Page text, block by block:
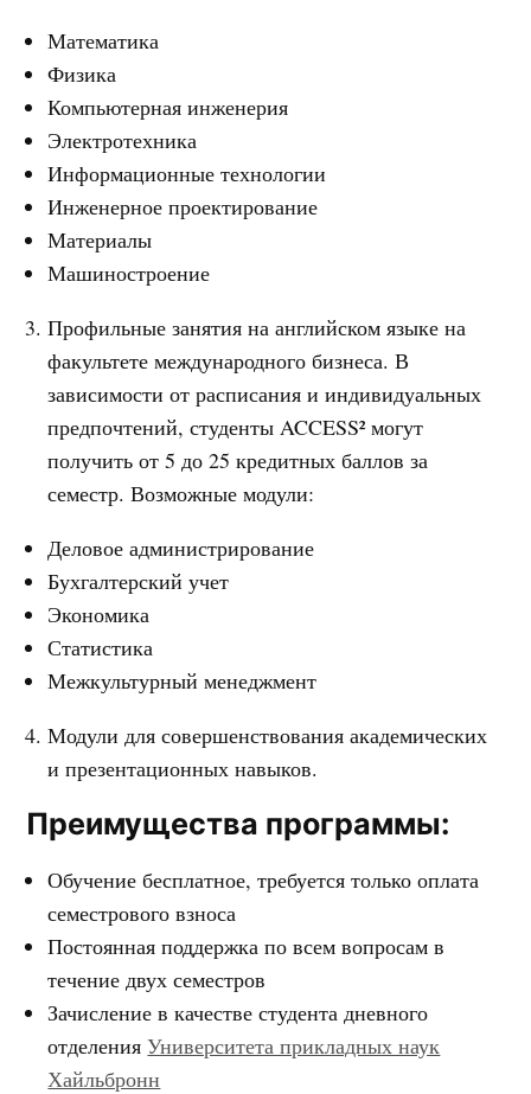
Математика
Физика
Компьютерная инженерия
Электротехника
Информационные технологии
Инженерное проектирование
Материалы
Машиностроение
Профильные занятия на английском языке на
факультете международного бизнеса. В
зависимости от расписания и индивидуальных
предпочтений, студенты ACCESS² могут
получить от 5 до 25 кредитных баллов за
семестр. Возможные модули:
Деловое администрирование
Бухгалтерский учет
Экономика
Статистика
Межкультурный менеджмент
Модули для совершенствования академических
и презентационных навыков.
Преимущества программы:
Обучение бесплатное, требуется только оплата
семестрового взноса
Постоянная поддержка по всем вопросам в
течение двух семестров
Зачисление в качестве студента дневного
отделенияУниверситета прикладных наук
Хайльбронн